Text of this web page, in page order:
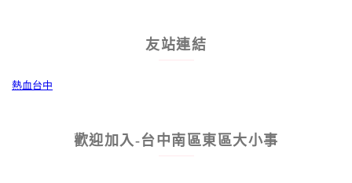
友站連結
熱血台中
歡迎加入-台中南區東區大小事